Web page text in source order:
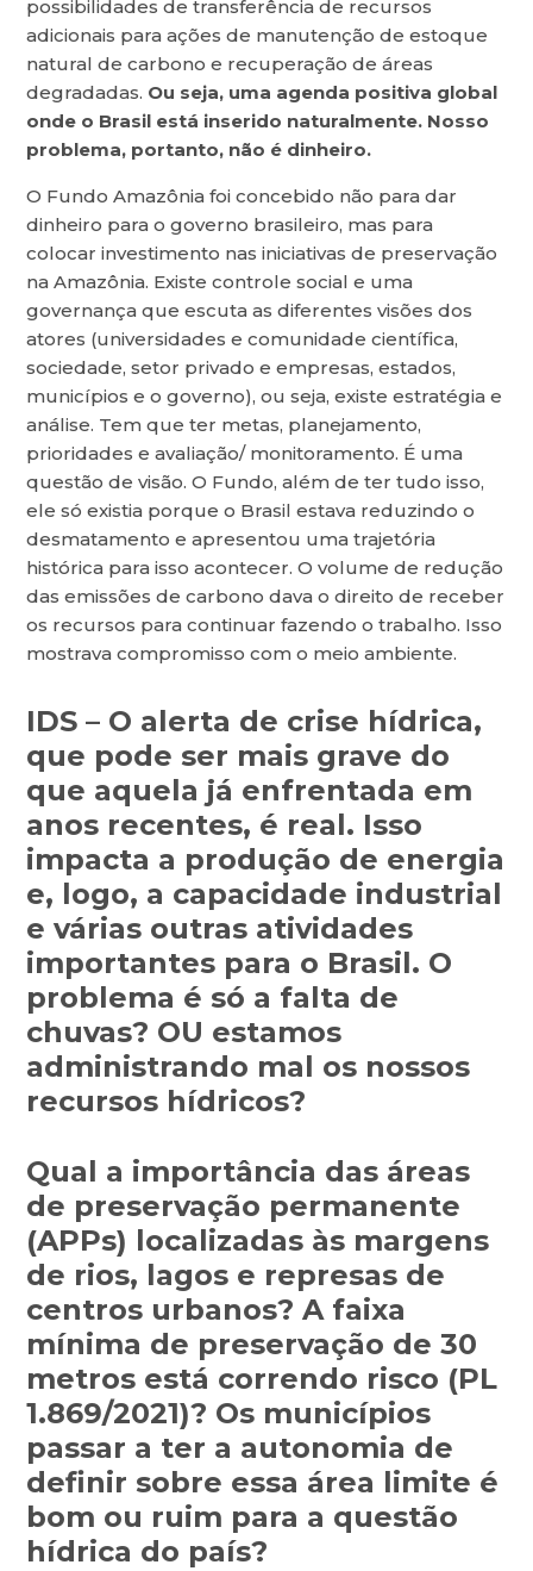
possibilidades de transferência de recursos
adicionais para ações de manutenção de estoque
natural de carbono e recuperação de áreas
degradadas. Ou seja, uma agenda positiva global
onde o Brasil está inserido naturalmente. Nosso
problema, portanto, não é dinheiro.
O Fundo Amazônia foi concebido não para dar
dinheiro para o governo brasileiro, mas para
colocar investimento nas iniciativas de preservação
na Amazônia. Existe controle social e uma
governança que escuta as diferentes visões dos
atores (universidades e comunidade científica,
sociedade, setor privado e empresas, estados,
municípios e o governo), ou seja, existe estratégia e
análise. Tem que ter metas, planejamento,
prioridades e avaliação/ monitoramento. É uma
questão de visão. O Fundo, além de ter tudo isso,
ele só existia porque o Brasil estava reduzindo o
desmatamento e apresentou uma trajetória
histórica para isso acontecer. O volume de redução
das emissões de carbono dava o direito de receber
os recursos para continuar fazendo o trabalho. Isso
mostrava compromisso com o meio ambiente.
IDS – O alerta de crise hídrica,
que pode ser mais grave do
que aquela já enfrentada em
anos recentes, é real. Isso
impacta a produção de energia
e, logo, a capacidade industrial
e várias outras atividades
importantes para o Brasil. O
problema é só a falta de
chuvas? OU estamos
administrando mal os nossos
recursos hídricos?
Qual a importância das áreas
de preservação permanente
(APPs) localizadas às margens
de rios, lagos e represas de
centros urbanos? A faixa
mínima de preservação de 30
metros está correndo risco (PL
1.869/2021)? Os municípios
passar a ter a autonomia de
definir sobre essa área limite é
bom ou ruim para a questão
hídrica do país?